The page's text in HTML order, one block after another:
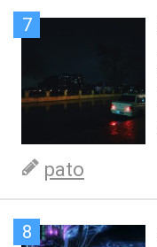
7
pato
8